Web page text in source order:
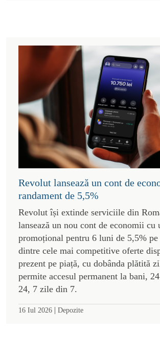
Revolut lansează un cont de
randament de 5,5%
Revolut își extinde serviciile din
lansează un nou cont de economii cu
promoțional pentru 6 luni de 5,5% pe
dintre cele mai competitive oferte
prezent pe piață, cu dobânda plătită
permite accesul permanent la bani,
24, 7 zile din 7.
16 Iul 2026 | Depozite